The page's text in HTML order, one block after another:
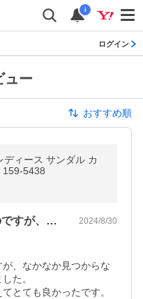
i
ログイン
ュー
おすすめ順
ジュアル 歩きやすい 159-5438
革のサンダルが欲しかったのですが、なか… 2024/8/30
、なかなか見つからな
た。
とても良かったです。